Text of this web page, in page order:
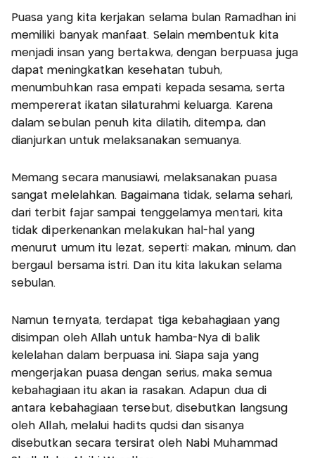
Puasa yang kita kerjakan selama bulan Ramadhan ini
memiliki banyak manfaat. Selain membentuk kita
menjadi insan yang bertakwa, dengan berpuasa juga
dapat meningkatkan kesehatan tubuh,
menumbuhkan rasa empati kepada sesama, serta
mempererat ikatan silaturahmi keluarga. Karena
dalam sebulan penuh kita dilatih, ditempa, dan
dianjurkan untuk melaksanakan semuanya.
Memang secara manusiawi, melaksanakan puasa
sangat melelahkan. Bagaimana tidak, selama sehari,
dari terbit fajar sampai tenggelamya mentari, kita
tidak diperkenankan melakukan hal-hal yang
menurut umum itu lezat, seperti: makan, minum, dan
bergaul bersama istri. Dan itu kita lakukan selama
sebulan.
Namun ternyata, terdapat tiga kebahagiaan yang
disimpan oleh Allah untuk hamba-Nya di balik
kelelahan dalam berpuasa ini. Siapa saja yang
mengerjakan puasa dengan serius, maka semua
kebahagiaan itu akan ia rasakan. Adapun dua di
antara kebahagiaan tersebut, disebutkan langsung
oleh Allah, melalui hadits qudsi dan sisanya
disebutkan secara tersirat oleh Nabi Muhammad